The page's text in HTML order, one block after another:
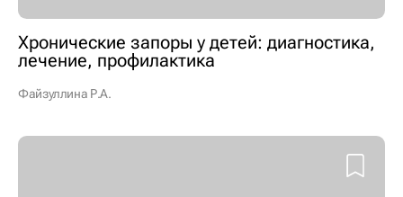
Хронические запоры у детей: диагностика,
лечение, профилактика
Файзуллина Р.А.